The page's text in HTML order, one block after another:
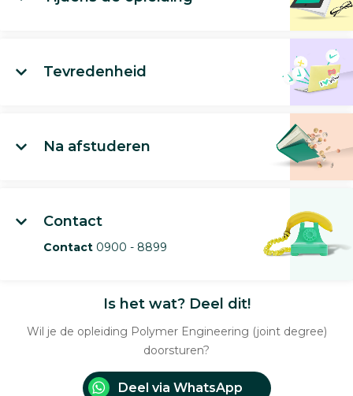
Tevredenheid
Na afstuderen
Contact
Contact 0900 - 8899
Is het wat? Deel dit!
Wil je de opleiding Polymer Engineering (joint degree)
doorsturen?
Deel via WhatsApp